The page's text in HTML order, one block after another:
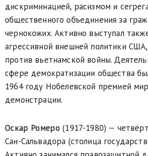
дискриминацией, расизмом и
общественного объединения за
чернокожих. Активно выступал
агрессивной внешней политики
против вьетнамской войны.
сфере демократизации общества
1964 году Нобелевской премией
демонстрации.
Оскар Ромеро (1917-1980) —
Сан-Сальвадора (столица